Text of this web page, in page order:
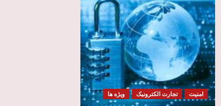
امنیت تجارت الکترونیک ویژه ها